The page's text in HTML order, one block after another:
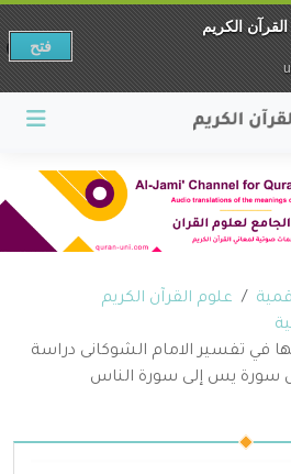
علوم القرآن الكريم
في تفسير الامام الشوكانى دراسة
سورة يس إلى سورة الناس
الكريم
فتح